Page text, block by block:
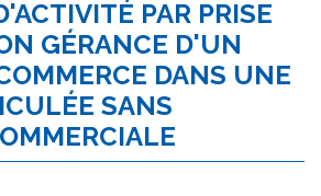
PAR PRISE
GÉRANCE D'UN
DANS UNE
SANS